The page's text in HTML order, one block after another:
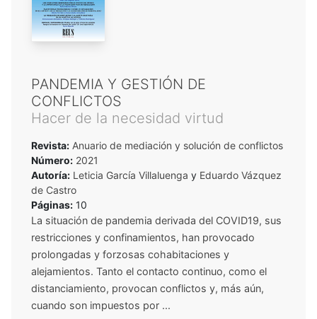
PANDEMIA Y GESTIÓN DE
CONFLICTOS
Hacer de la necesidad virtud
Revista: Anuario de mediación y solución de conflictos
Número: 2021
Autoría: Leticia García Villaluenga y Eduardo Vázquez
de Castro
Páginas: 10
La situación de pandemia derivada del COVID19, sus
restricciones y confinamientos, han provocado
prolongadas y forzosas cohabitaciones y
alejamientos. Tanto el contacto continuo, como el
distanciamiento, provocan conflictos y, más aún,
cuando son impuestos por ...